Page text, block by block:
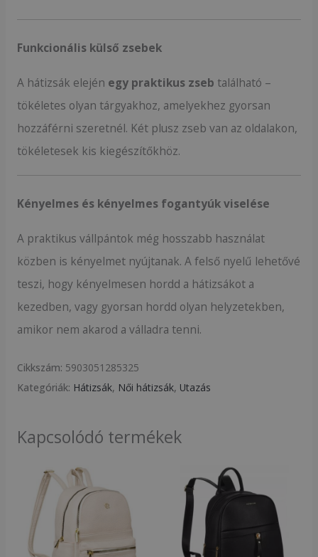
Funkcionális külső zsebek
A hátizsák elején egy praktikus zseb található –
tökéletes olyan tárgyakhoz, amelyekhez gyorsan
hozzáférni szeretnél. Két plusz zseb van az oldalakon,
tökéletesek kis kiegészítőkhöz.
Kényelmes és kényelmes fogantyúk viselése
A praktikus vállpántok még hosszabb használat
közben is kényelmet nyújtanak. A felső nyelű lehetővé
teszi, hogy kényelmesen hordd a hátizsákot a
kezedben, vagy gyorsan hordd olyan helyzetekben,
amikor nem akarod a válladra tenni.
Cikkszám: 5903051285325
Kategóriák: Hátizsák, Női hátizsák, Utazás
Kapcsolódó termékek